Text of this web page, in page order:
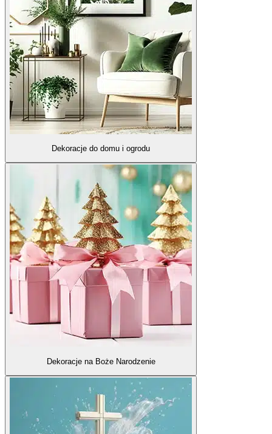
Dekoracje do domu i ogrodu
Dekoracje na Boże Narodzenie